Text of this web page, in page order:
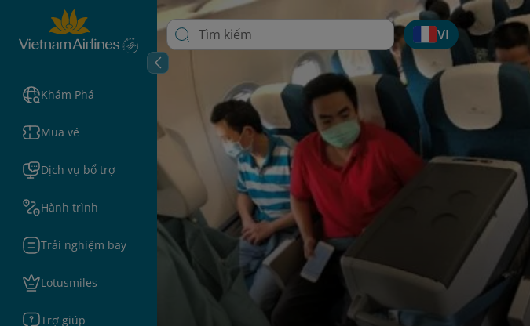
Khám Phá
Mua vé
Dịch vụ bổ trợ
Hành trình
Trải nghiệm bay
Lotusmiles
Trợ giúp
VI